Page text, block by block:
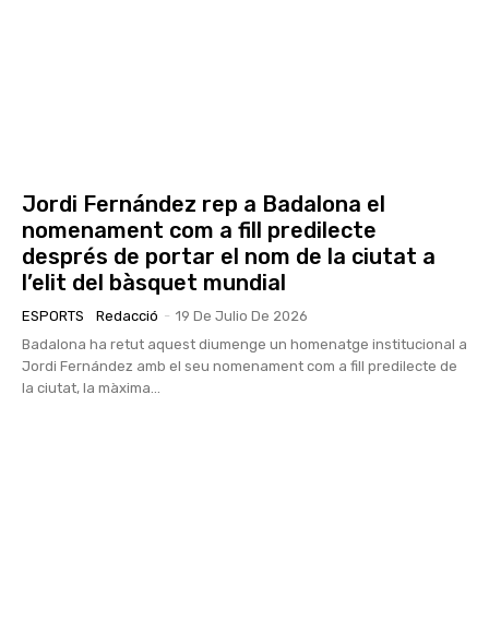
Jordi Fernández rep a Badalona el
nomenament com a fill predilecte
després de portar el nom de la ciutat a
l’elit del bàsquet mundial
ESPORTS Redacció - 19 De Julio De 2026
Badalona ha retut aquest diumenge un homenatge institucional a
Jordi Fernández amb el seu nomenament com a fill predilecte de
la ciutat, la màxima...